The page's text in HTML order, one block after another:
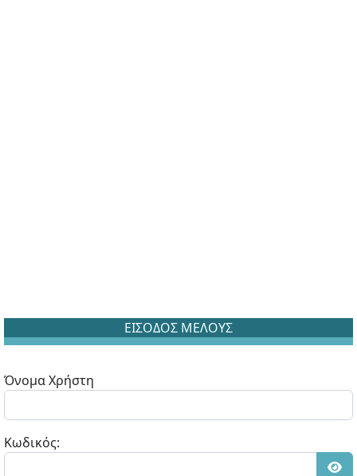
ΕΙΣΟΔΟΣ ΜΕΛΟΥΣ
Όνομα Χρήστη
Κωδικός: